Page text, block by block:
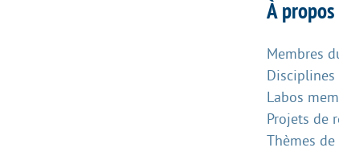
À propos
Membres
Disciplines
Labos
Projets de
Thèmes de